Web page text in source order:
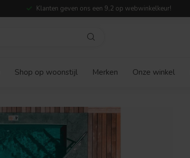
Klanten geven ons een 9,2 op webwinkelkeur!
Shop op woonstijl Merken Onze winkel